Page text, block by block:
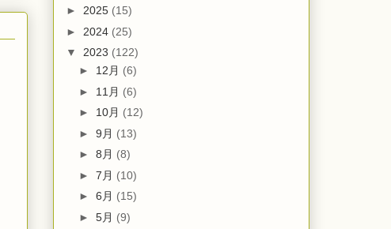
► 2025 (15)
► 2024 (25)
▼ 2023 (122)
► 12月 (6)
► 11月 (6)
► 10月 (12)
►9月 (13)
►8月 (8)
►7月 (10)
►6月 (15)
►5月 (9)